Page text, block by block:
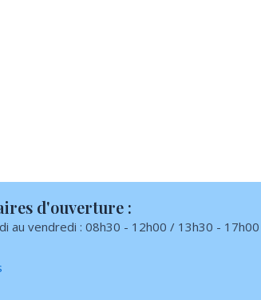
d'ouverture :
au vendredi : 08h30 - 12h00 / 13h30 - 17h00